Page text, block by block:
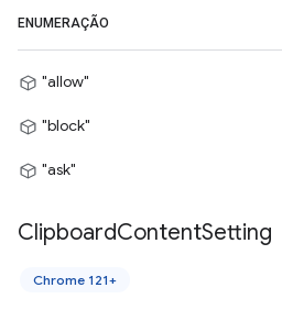
ENUMERAÇÃO
"allow"
"block"
"ask"
ClipboardContentSetting
Chrome 121+